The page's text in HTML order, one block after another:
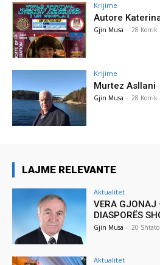
Krijime
Autore
Gjin Musa - 28 Korrik
Krijime
Murtez Asllani
Gjin Musa - 28 Korrik
LAJME RELEVANTE
Aktualitet
VERA GJONAJ
DIASPORËS
Gjin Musa - 20
Aktualitet